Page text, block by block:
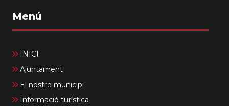
Menú
INICI
Ajuntament
El nostre municipi
Informació turística